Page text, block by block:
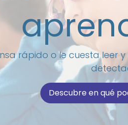
rápido o le cuesta
Descubre en qué